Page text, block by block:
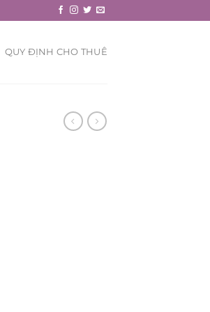
QUY ĐỊNH CHO THUÊ